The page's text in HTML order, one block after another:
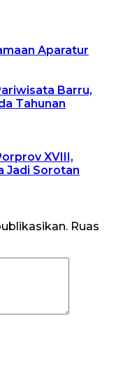
Aparatur
Barru,
Tahunan
XVIII,
Jadi Sorotan
Ruas